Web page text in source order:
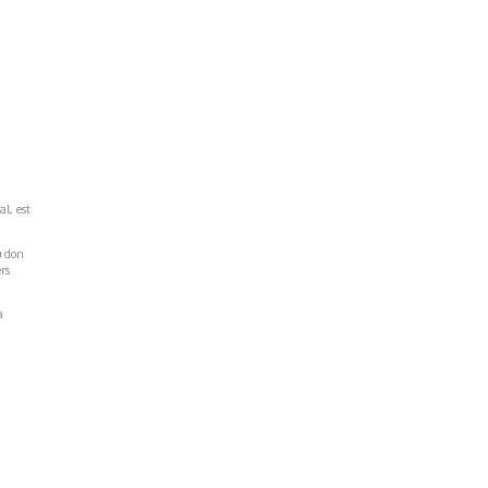
est
don